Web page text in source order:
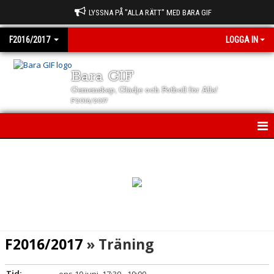
LYSSNA PÅ "ALLA RÄTT" MED BARA GIF
F2016/2017 LOGGA IN
Bara GIF
Gemenskap, Glädje och Fotboll för Alla!
F2016/2017
F2016/2017 » Träning